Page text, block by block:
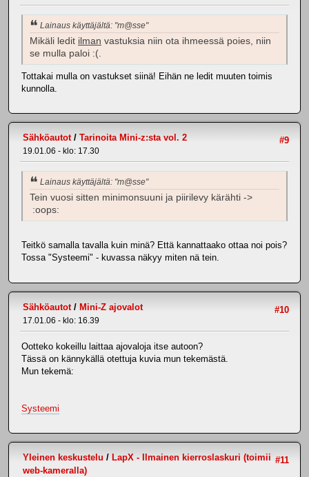
Lainaus käyttäjältä: "m@sse"
Mikäli ledit ilman vastuksia niin ota ihmeessä poies, niin
se mulla paloi :(.
Tottakai mulla on vastukset siinä! Eihän ne ledit muuten toimis
kunnolla.
#9
Sähköautot/ Tarinoita Mini-z:sta vol. 2
19.01.06 - klo: 17.30
Lainaus käyttäjältä: "m@sse"
Tein vuosi sitten minimonsuuni ja piirilevy kärähti ->
:oops:
Teitkö samalla tavalla kuin minä? Että kannattaako ottaa noi pois?
Tossa "Systeemi" - kuvassa näkyy miten nä tein.
#10
Sähköautot/ Mini-Z ajovalot
17.01.06 - klo: 16.39
Ootteko kokeillu laittaa ajovaloja itse autoon?
Tässä on kännykällä otettuja kuvia mun tekemästä.
Mun tekemä:
Systeemi
#11
Yleinen keskustelu / LapX - Ilmainen kierroslaskuri (toimii
web-kameralla)